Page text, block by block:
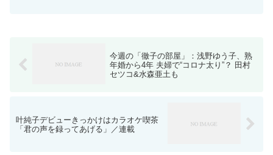
今週の「徹子の部屋」：浅野ゆう子、熟
年婚から4年 夫婦で“コロナ太り”？ 田村
セツコ&水森亜土も
叶純子デビューきっかけはカラオケ喫茶
「君の声を録ってあげる」／連載